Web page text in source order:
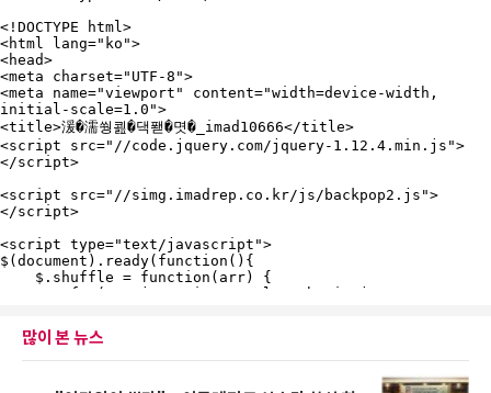
많이 본 뉴스